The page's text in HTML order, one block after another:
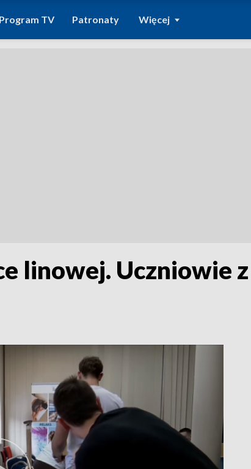
Program TV Patronaty Więcej
linowej. Uczniowie